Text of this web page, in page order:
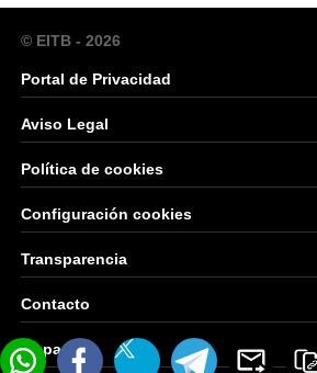
© EITB - 2026
Portal de Privacidad
Aviso Legal
Política de cookies
Configuración cookies
Transparencia
Contacto
Mapa Web